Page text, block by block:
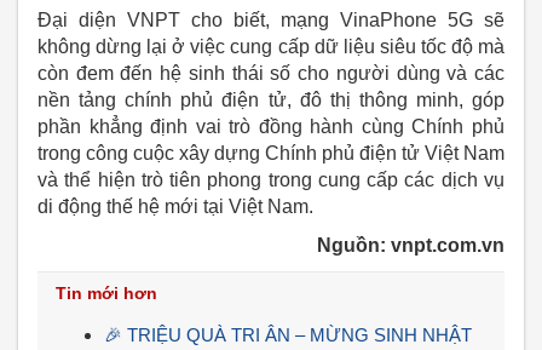
Đại diện VNPT cho biết, mạng VinaPhone 5G sẽ
không dừng lại ở việc cung cấp dữ liệu siêu tốc độ mà
còn đem đến hệ sinh thái số cho người dùng và các
nền tảng chính phủ điện tử, đô thị thông minh, góp
phần khẳng định vai trò đồng hành cùng Chính phủ
trong công cuộc xây dựng Chính phủ điện tử Việt Nam
và thể hiện trò tiên phong trong cung cấp các dịch vụ
di động thế hệ mới tại Việt Nam.
Nguồn: vnpt.com.vn
Tin mới hơn
🎉 TRIỆU QUÀ TRI ÂN – MỪNG SINH NHẬT